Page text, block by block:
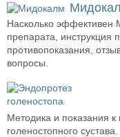
Насколько эффективен
препарата, инструкция
противопоказания,
вопросы.
Методика и показания
голеностопного